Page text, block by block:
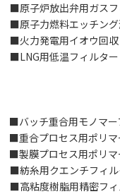
原子炉放出弁用ガスフ
エッチング液
力発電用イオウ回収
低温フィルター
重合用モノマーフ
ス用ポリマー
プロセス用ポリマ
クエンチフィル
精密フィル